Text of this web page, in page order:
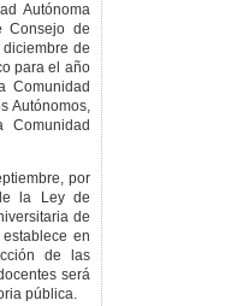
Autónoma
Consejo de
de
para el año
Comunidad
Autónomos,
por
la Ley de
de
en
de las
será
pública.